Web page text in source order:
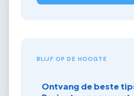
BLIJF OP DE HOOGTE
Ontvang de beste